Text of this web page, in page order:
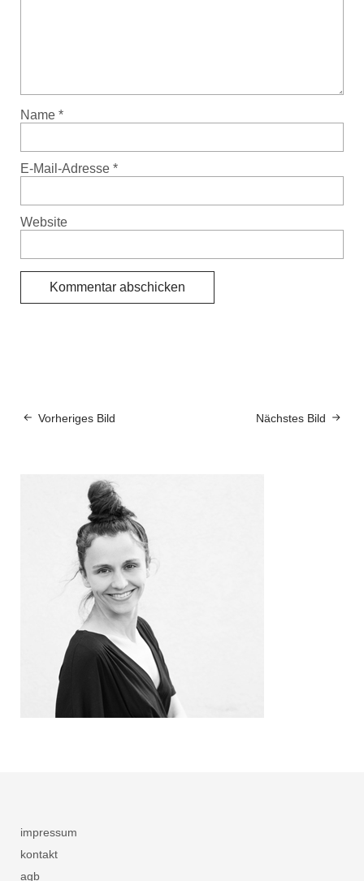
Name *
E-Mail-Adresse *
Website
Nächstes Bild
Vorheriges Bild
impressum
kontakt
agb